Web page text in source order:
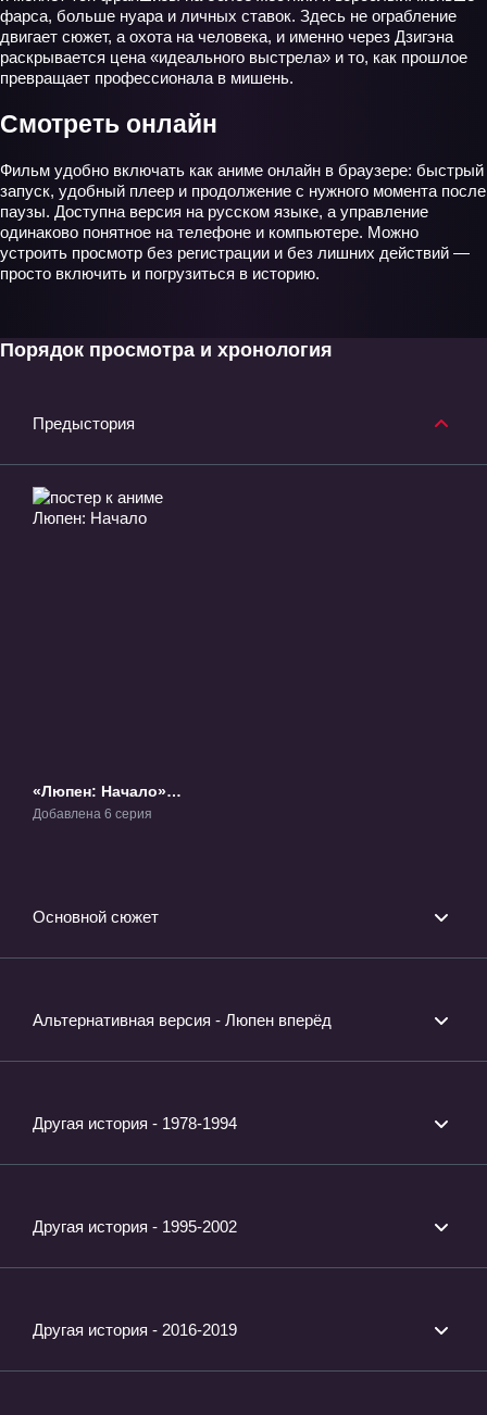
фарса, больше нуара и личных ставок. Здесь не ограбление
двигает сюжет, а охота на человека, и именно через Дзигэна
раскрывается цена «идеального выстрела» и то, как прошлое
превращает профессионала в мишень.
Смотреть онлайн
Фильм удобно включать как аниме онлайн в браузере: быстрый
запуск, удобный плеер и продолжение с нужного момента после
паузы. Доступна версия на русском языке, а управление
одинаково понятное на телефоне и компьютере. Можно
устроить просмотр без регистрации и без лишних действий —
просто включить и погрузиться в историю.
Порядок просмотра и хронология
Предыстория
«Люпен: Начало»
ТВ-1
Добавлена 6 серия
Основной сюжет
Альтернативная версия - Люпен вперёд
Другая история - 1978-1994
Другая история - 1995-2002
Другая история - 2016-2019